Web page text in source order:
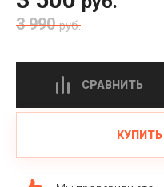
3 990 руб.
СРАВНИТЬ